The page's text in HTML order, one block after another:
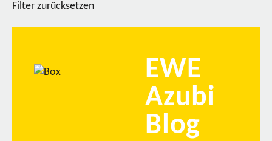
Filter zurücksetzen
EWE
Azubi
Blog